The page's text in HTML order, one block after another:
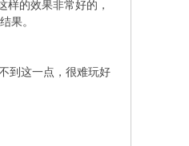
样的效果非常好的，
果。
到这一点，很难玩好